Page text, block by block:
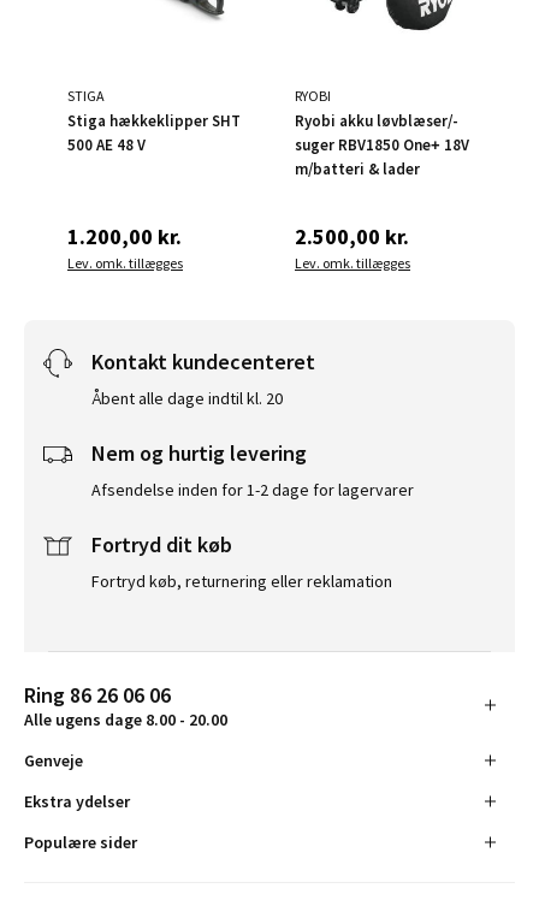
STIGA
Stiga hækkeklipper SHT
500 AE 48 V
1.200,00 kr.
Lev. omk. tillægges
RYOBI
Ryobi akku løvblæser/-
suger RBV1850 One+ 18V
m/batteri & lader
2.500,00 kr.
Lev. omk. tillægges
Kontakt kundecenteret
Åbent alle dage indtil kl. 20
Nem og hurtig levering
Afsendelse inden for 1-2 dage for lagervarer
Fortryd dit køb
Fortryd køb, returnering eller reklamation
Ring 86 26 06 06
Alle ugens dage 8.00 - 20.00
Genveje
Ekstra ydelser
Populære sider